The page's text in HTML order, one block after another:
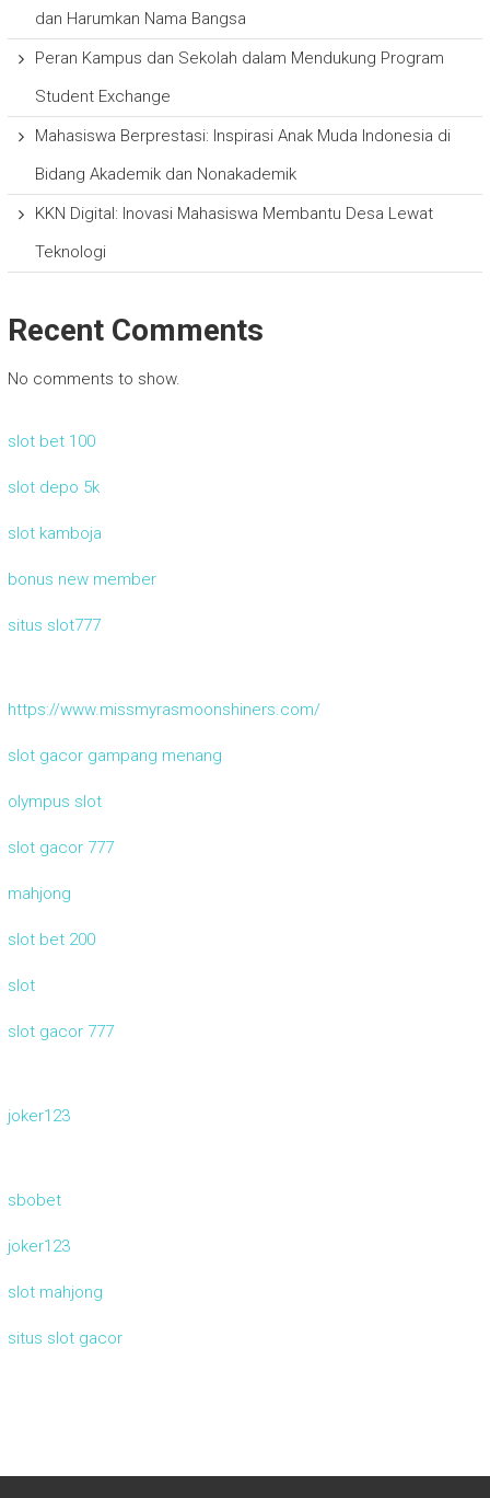
dan Harumkan Nama Bangsa
Peran Kampus dan Sekolah dalam Mendukung Program
Student Exchange
Mahasiswa Berprestasi: Inspirasi Anak Muda Indonesia di
Bidang Akademik dan Nonakademik
KKN Digital: Inovasi Mahasiswa Membantu Desa Lewat
Teknologi
Recent Comments
No comments to show.
slot bet 100
slot depo 5k
slot kamboja
bonus new member
situs slot777
https://www.missmyrasmoonshiners.com/
slot gacor gampang menang
olympus slot
slot gacor 777
mahjong
slot bet 200
slot
slot gacor 777
joker123
sbobet
joker123
slot mahjong
situs slot gacor